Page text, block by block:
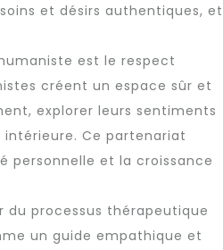
et désirs authentiques, et
est le respect
créent un espace sûr et
explorer leurs sentiments
Ce partenariat
personnelle et la croissance
processus thérapeutique
un guide empathique et